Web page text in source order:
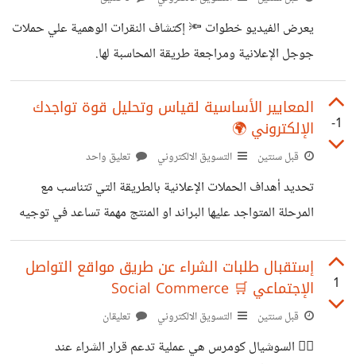
يعرض الفيديو خطوات 🔦 إكتشاف النقرات الوهمية علي حملات
جوجل الإعلانية ومراجعة طريقة المحاسبة لها.
https://youtu.be/ssMVYsZmYWE
-1
المعايير الأساسية لقياس وتحليل قوة تواجدك
الإلكتروني 🌍
قبل سنتين التسويق الالكتروني تعليق واحد
تحديد أهداف الحملات الإعلانية بالطريقة التي تتناسب مع
المرحلة المتواجد عليها البراند او المنتج مهمة تساعد في توجيه
المصروف الإعلاني بشكل فعال ومنها يمكن قياس النتائج 📊
بالطريقة الصحيحة والمتوافقة مع مرحلة التشغيل 🎮 واحدة من
قياس مستوى تحقيق الأهداف وتحليل معدل العائد من المصروف
الإعلاني. للمهتين حضور السيشن الرابط موجود في وصف
1
إستقبال طلبات الشراء عن طريق مواقع التواصل
الإجتماعي 🛒 Social Commerce
قبل سنتين التسويق الالكتروني تعليقان
✍🏽 السوشيال كومرس هي عملية تدعم قرار الشراء عند